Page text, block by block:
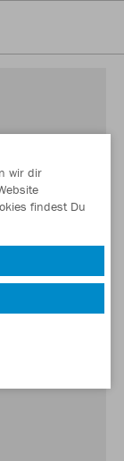
wir dir
findest Du